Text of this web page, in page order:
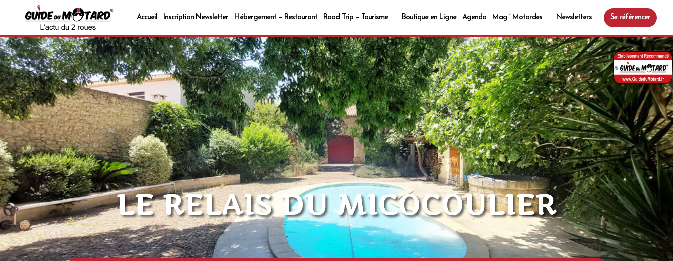
Accueil Inscription Newsletter Hébergement – Restaurant Road Trip – Tourisme Boutique en Ligne Agenda Mag ‘ Motardes Newsletters Se référencer
LE RELAIS DU MICOCOULIER